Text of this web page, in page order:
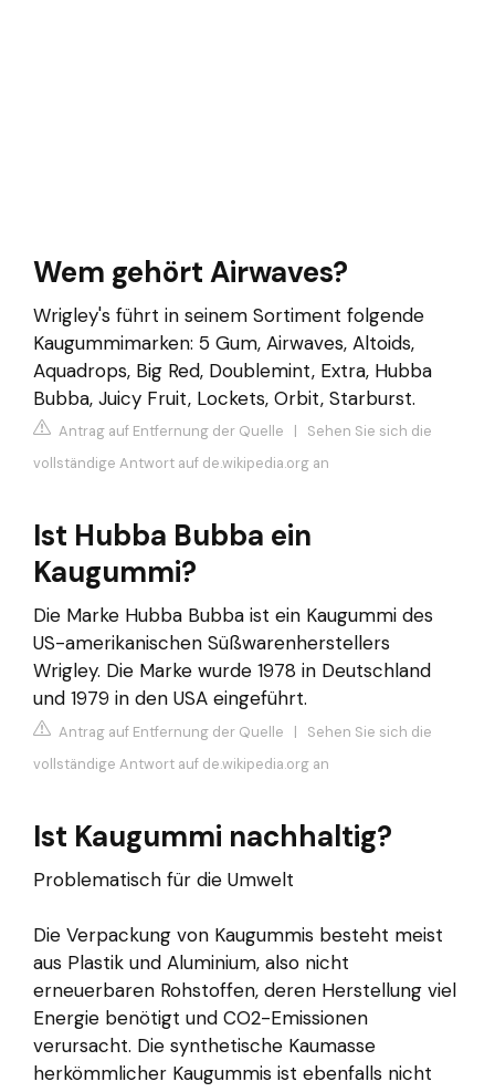
Wem gehört Airwaves?
Wrigley's führt in seinem Sortiment folgende
Kaugummimarken: 5 Gum, Airwaves, Altoids,
Aquadrops, Big Red, Doublemint, Extra, Hubba
Bubba, Juicy Fruit, Lockets, Orbit, Starburst.
Antrag auf Entfernung der Quelle | Sehen Sie sich die
vollständige Antwort auf de.wikipedia.org an
Ist Hubba Bubba ein
Kaugummi?
Die Marke Hubba Bubba ist ein Kaugummi des
US-amerikanischen Süßwarenherstellers
Wrigley. Die Marke wurde 1978 in Deutschland
und 1979 in den USA eingeführt.
Antrag auf Entfernung der Quelle | Sehen Sie sich die
vollständige Antwort auf de.wikipedia.org an
Ist Kaugummi nachhaltig?
Problematisch für die Umwelt
Die Verpackung von Kaugummis besteht meist
aus Plastik und Aluminium, also nicht
erneuerbaren Rohstoffen, deren Herstellung viel
Energie benötigt und CO2-Emissionen
verursacht. Die synthetische Kaumasse
herkömmlicher Kaugummis ist ebenfalls nicht